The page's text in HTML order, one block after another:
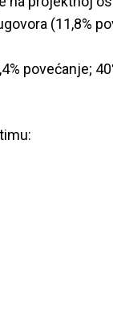
(11,8%
povećanje;